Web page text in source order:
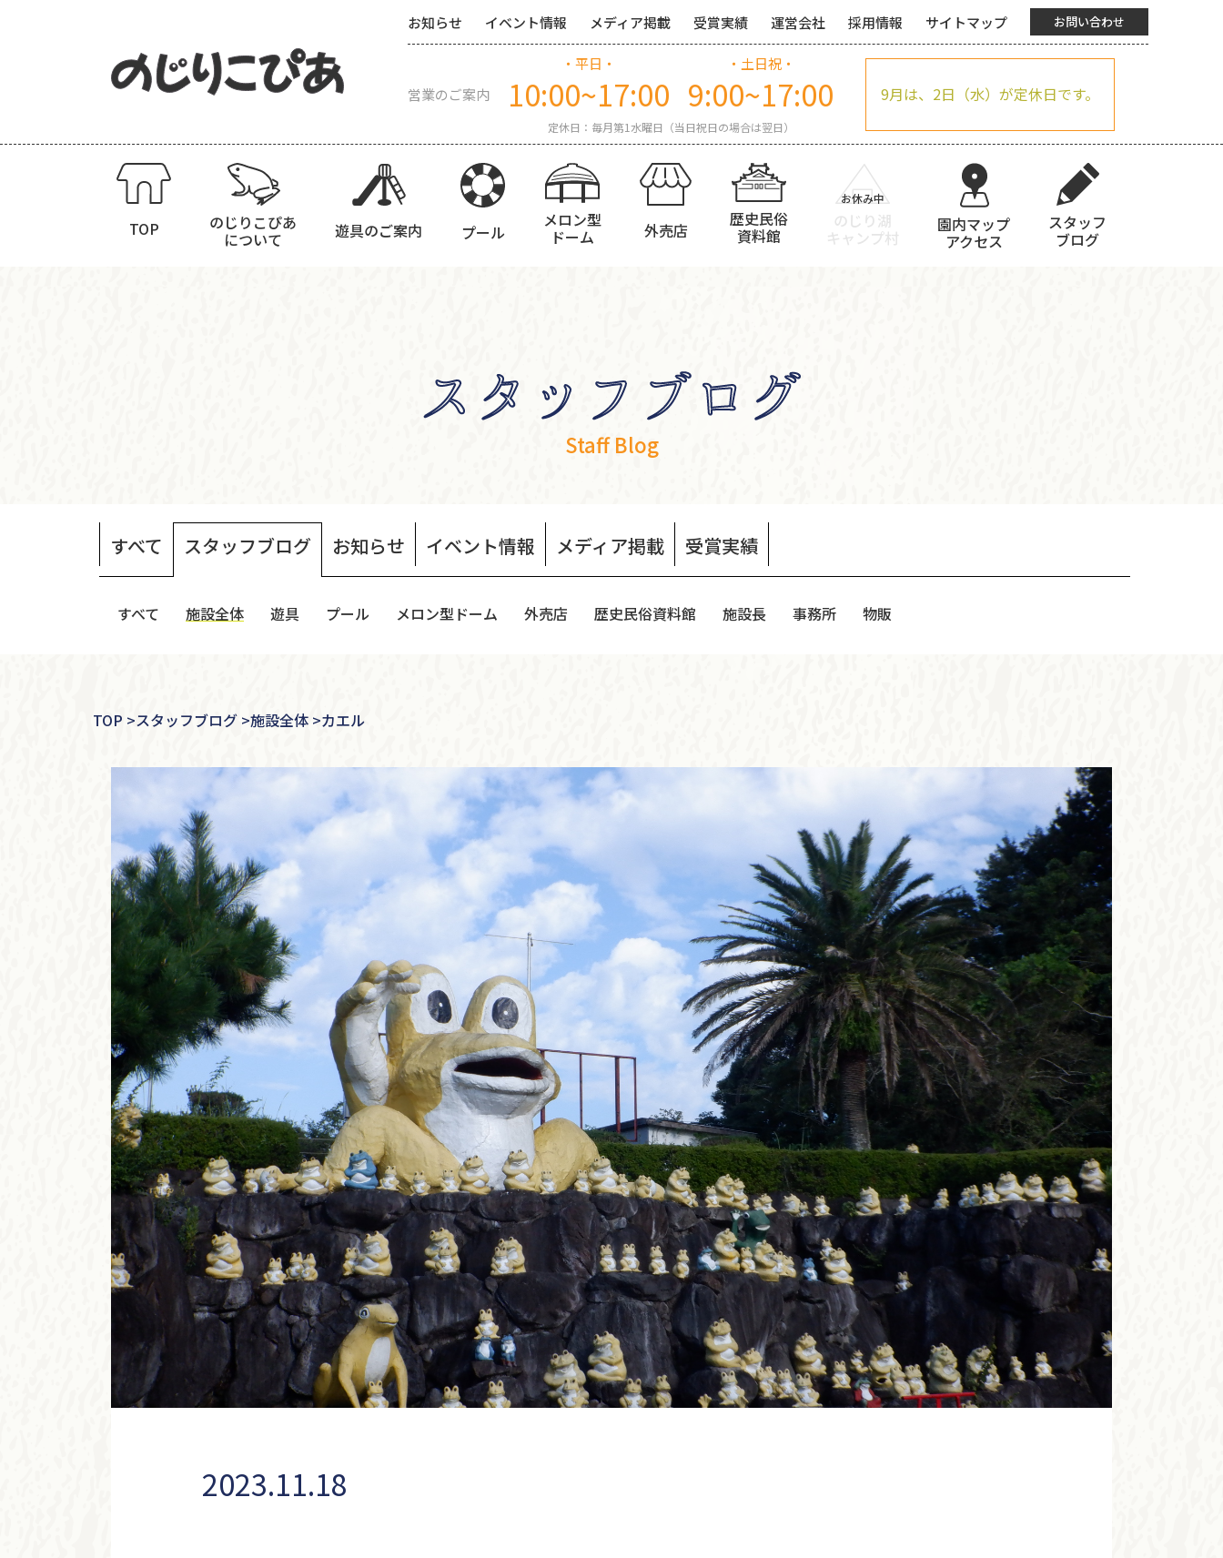
お知らせ イベント情報 メディア掲載 受賞実績 運営会社 採用情報 サイトマップ お問い合わせ
営業のご案内
・平日・
10:00~17:00
・土日祝・
9:00~17:00
定休日：毎月第1水曜日（当日祝日の場合は翌日）
9月は、2日（水）が定休日です。
TOP のじりこぴあ
について 遊具のご案内 プール
メロン型
ドーム 外売店
歴史民俗
資料館
のじり湖
キャンプ村
園内マップ
アクセス
スタッフ
ブログ
Staff Blog
すべて スタッフブログ お知らせ イベント情報 メディア掲載 受賞実績
すべて 施設全体 遊具 プール メロン型ドーム 外売店 歴史民俗資料館 施設長 事務所 物販
TOP >スタッフブログ >施設全体 >カエル
2023.11.18